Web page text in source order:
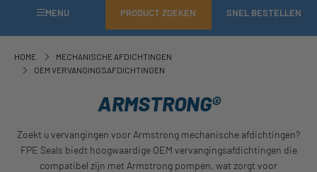
MENU PRODUCT ZOEKEN SNEL BESTELLEN
HOME
MECHANISCHE AFDICHTINGEN
OEM VERVANGINGSAFDICHTINGEN
ARMSTRONG®
Zoekt u vervangingen voor Armstrong mechanische afdichtingen?
FPE Seals biedt hoogwaardige OEM vervangingsafdichtingen die
compatibel zijn met Armstrong pompen, wat zorgt voor